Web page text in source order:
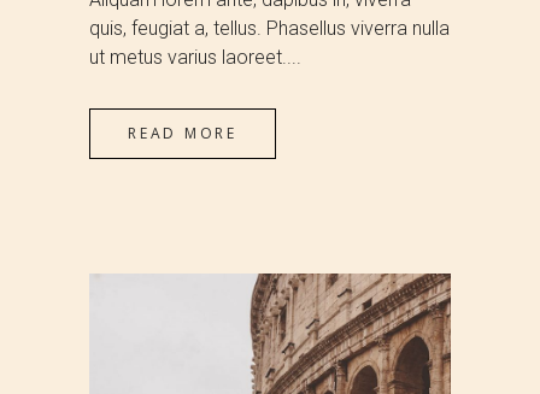
quis, feugiat a, tellus. Phasellus viverra nulla
ut metus varius laoreet....
READ MORE